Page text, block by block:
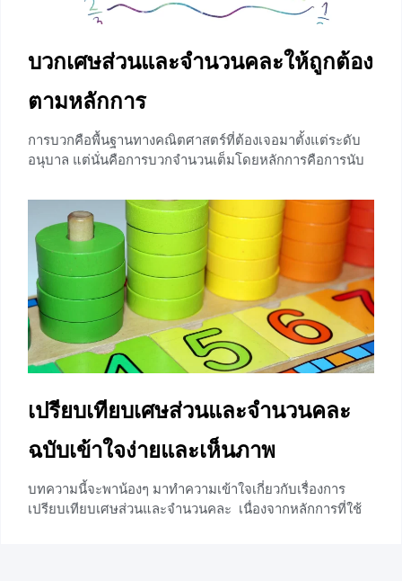
บวกเศษส่วนและจำนวนคละให้ถูกต้อง
ตามหลักการ
การบวกคือพื้นฐานทางคณิตศาสตร์ที่ต้องเจอมาตั้งแต่ระดับ
อนุบาล แต่นั่นคือการบวกจำนวนเต็มโดยหลักการคือการนับ
นับได้เพราะเศษส่วนไม่ใช่จำนวนนับ บทความนี้จึงจะพาน้อง
ๆมาทำความเข้าใจกับหลักการบวกเศษส่วนและจำนวนคละ
อ่านบทความนี้จบรับรองว่าน้อง ๆจะเข้าใจและสามารถบวก
เศษส่วนจำนวนคละได้เหมือนกับที่เราสามารถหาคำตอบของ
1+1 ได้เลยทีเดียว
เปรียบเทียบเศษส่วนและจำนวนคละ
ฉบับเข้าใจง่ายและเห็นภาพ
บทความนี้จะพาน้องๆ มาทำความเข้าใจเกี่ยวกับเรื่องการ
เปรียบเทียบเศษส่วนและจำนวนคละ เนื่องจากหลักการที่ใช้